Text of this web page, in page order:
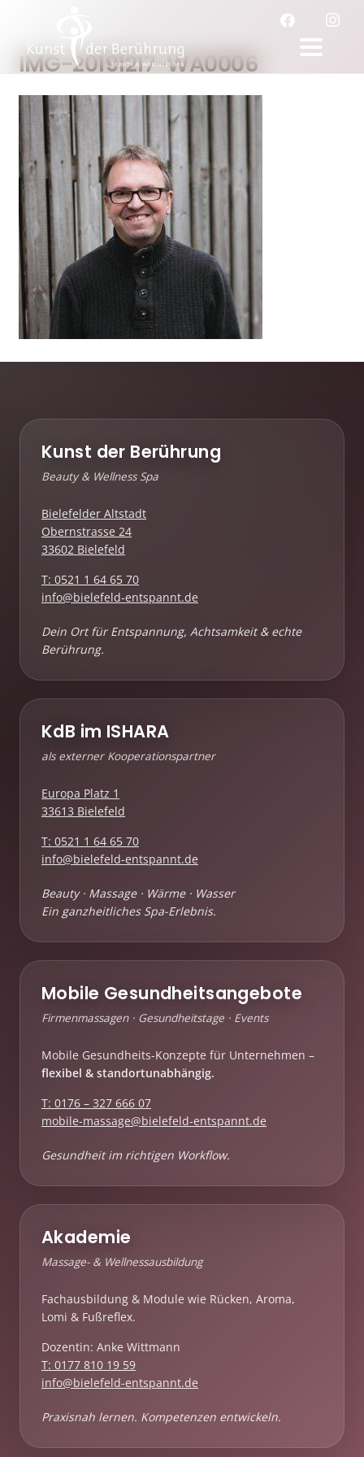
IMG-20191217-WA0006
Kunst der Berührung
Beauty & Wellness Spa
Bielefelder Altstadt
Obernstrasse 24
33602 Bielefeld
T: 0521 1 64 65 70
info@bielefeld-entspannt.de
Dein Ort für Entspannung, Achtsamkeit & echte
Berührung.
KdB im ISHARA
als externer Kooperationspartner
Europa Platz 1
33613 Bielefeld
T: 0521 1 64 65 70
info@bielefeld-entspannt.de
Beauty · Massage · Wärme · Wasser
Ein ganzheitliches Spa-Erlebnis.
Mobile Gesundheitsangebote
Firmenmassagen · Gesundheitstage · Events
Mobile Gesundheits-Konzepte für Unternehmen –
flexibel & standortunabhängig.
T: 0176 – 327 666 07
mobile-massage@bielefeld-entspannt.de
Gesundheit im richtigen Workflow.
Akademie
Massage- & Wellnessausbildung
Fachausbildung & Module wie Rücken, Aroma,
Lomi & Fußreflex.
Dozentin: Anke Wittmann
T: 0177 810 19 59
info@bielefeld-entspannt.de
Praxisnah lernen. Kompetenzen entwickeln.